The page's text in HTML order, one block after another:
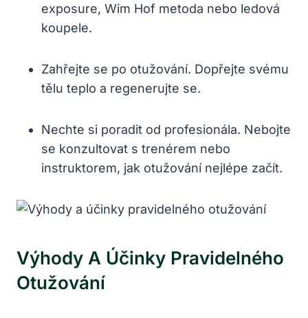
exposure, Wim Hof metoda nebo ledová
koupele.
Zahřejte se po otužování. Dopřejte svému
tělu teplo a regenerujte se.
Nechte si poradit od profesionála. Nebojte
se konzultovat s trenérem nebo
instruktorem, jak otužování nejlépe začít.
Výhody A Účinky Pravidelného
Otužování